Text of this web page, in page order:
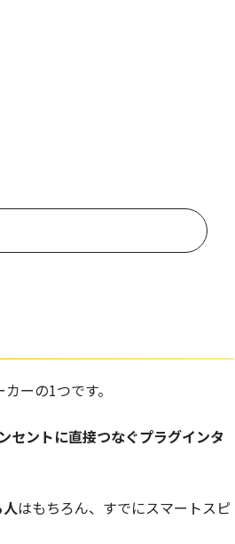
ーの1つです。
セントに直接つなぐプラグインタ
はもちろん、すでにスマートスピ